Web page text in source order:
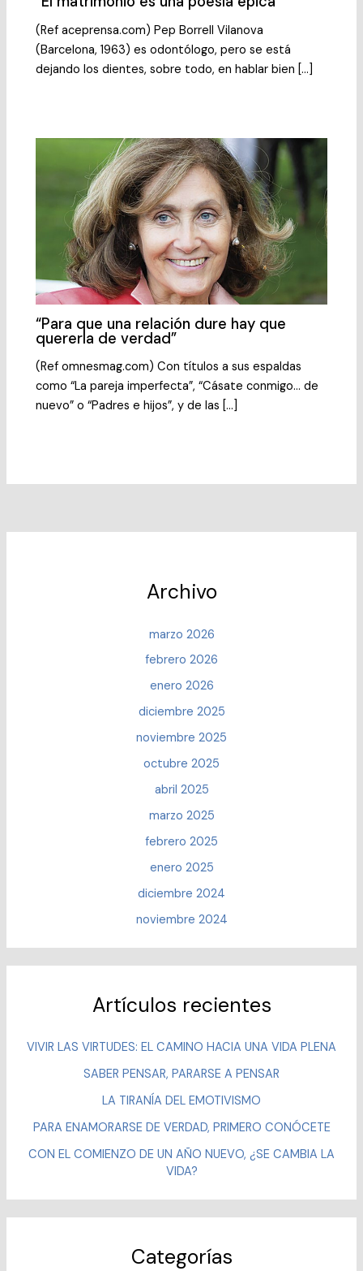
(Ref aceprensa.com) Pep Borrell Vilanova
(Barcelona, 1963) es odontólogo, pero se está
dejando los dientes, sobre todo, en hablar bien […]
“Para que una relación dure hay que
quererla de verdad”
(Ref omnesmag.com) Con títulos a sus espaldas
como “La pareja imperfecta”, “Cásate conmigo… de
nuevo” o “Padres e hijos”, y de las […]
Archivo
marzo 2026
febrero 2026
enero 2026
diciembre 2025
noviembre 2025
octubre 2025
abril 2025
marzo 2025
febrero 2025
enero 2025
diciembre 2024
noviembre 2024
Artículos recientes
VIVIR LAS VIRTUDES: EL CAMINO HACIA UNA VIDA PLENA
SABER PENSAR, PARARSE A PENSAR
LA TIRANÍA DEL EMOTIVISMO
PARA ENAMORARSE DE VERDAD, PRIMERO CONÓCETE
CON EL COMIENZO DE UN AÑO NUEVO, ¿SE CAMBIA LA
VIDA?
Categorías